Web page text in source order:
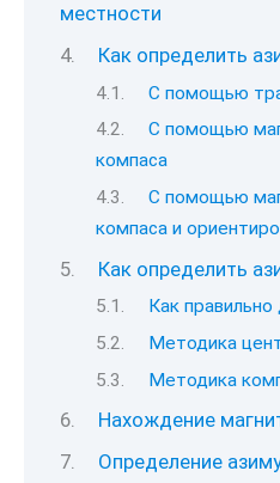
местности
Как определить
С помощью
С помощью
компаса
С помощью
компаса и
Как определить
Как
Методика
Методика
Нахождение
Определение